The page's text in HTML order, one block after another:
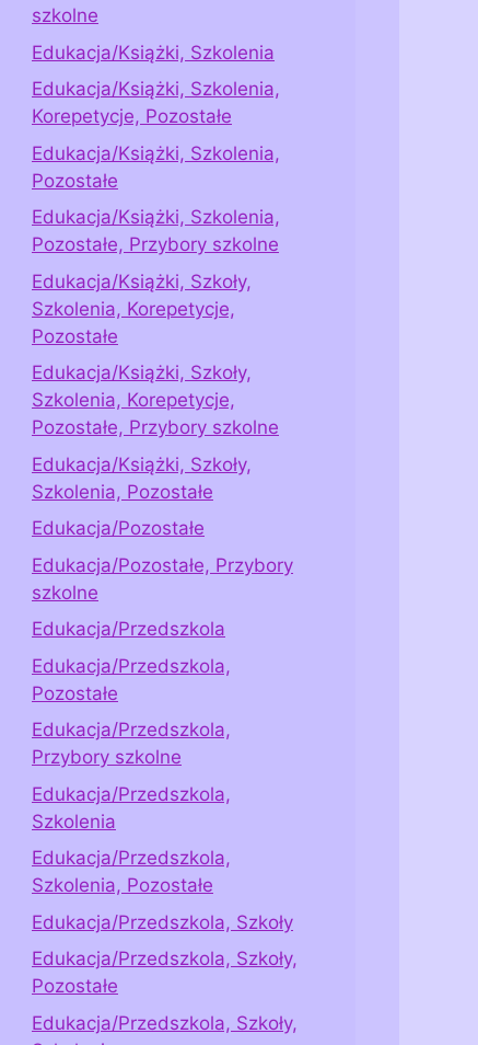
szkolne
Edukacja/Książki, Szkolenia
Edukacja/Książki, Szkolenia,
Korepetycje, Pozostałe
Edukacja/Książki, Szkolenia,
Pozostałe
Edukacja/Książki, Szkolenia,
Pozostałe, Przybory szkolne
Edukacja/Książki, Szkoły,
Szkolenia, Korepetycje,
Pozostałe
Edukacja/Książki, Szkoły,
Szkolenia, Korepetycje,
Pozostałe, Przybory szkolne
Edukacja/Książki, Szkoły,
Szkolenia, Pozostałe
Edukacja/Pozostałe
Edukacja/Pozostałe, Przybory
szkolne
Edukacja/Przedszkola
Edukacja/Przedszkola,
Pozostałe
Edukacja/Przedszkola,
Przybory szkolne
Edukacja/Przedszkola,
Szkolenia
Edukacja/Przedszkola,
Szkolenia, Pozostałe
Edukacja/Przedszkola, Szkoły
Edukacja/Przedszkola, Szkoły,
Pozostałe
Edukacja/Przedszkola, Szkoły,